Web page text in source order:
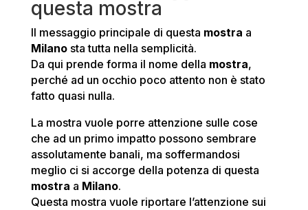
questa mostra
Il messaggio principale di questa mostra a
Milanosta tutta nella semplicità.
Da qui prende forma il nome della mostra,
perché ad un occhio poco attento non è stato
fatto quasi nulla.
La mostra vuole porre attenzione sulle cose
che ad un primo impatto possono sembrare
assolutamente banali, ma soffermandosi
meglio ci si accorge della potenza di questa
mostra a Milano.
Questa mostra vuole riportare l’attenzione sui